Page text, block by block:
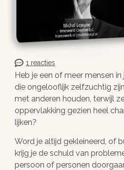
1 reacties
Heb je een of meer mensen
die ongelooflijk zelfzuchtig
met anderen houden, terwijl
oppervlakking gezien heel
lijken?
Word je altijd gekleineerd, of
krijg je de schuld van
persoon of personen